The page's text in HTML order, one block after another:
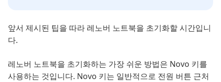
앞서 제시된 팁을 따라 레노버 노트북을 초기화할 시간입니
다.
레노버 노트북을 초기화하는 가장 쉬운 방법은 Novo 키를
사용하는 것입니다. Novo 키는 일반적으로 전원 버튼 근처